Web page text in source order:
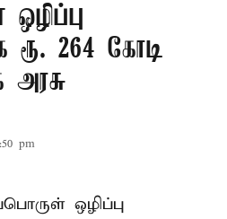
ரூ. 264 கோடி
அரசு
pm
ஒழிப்பு